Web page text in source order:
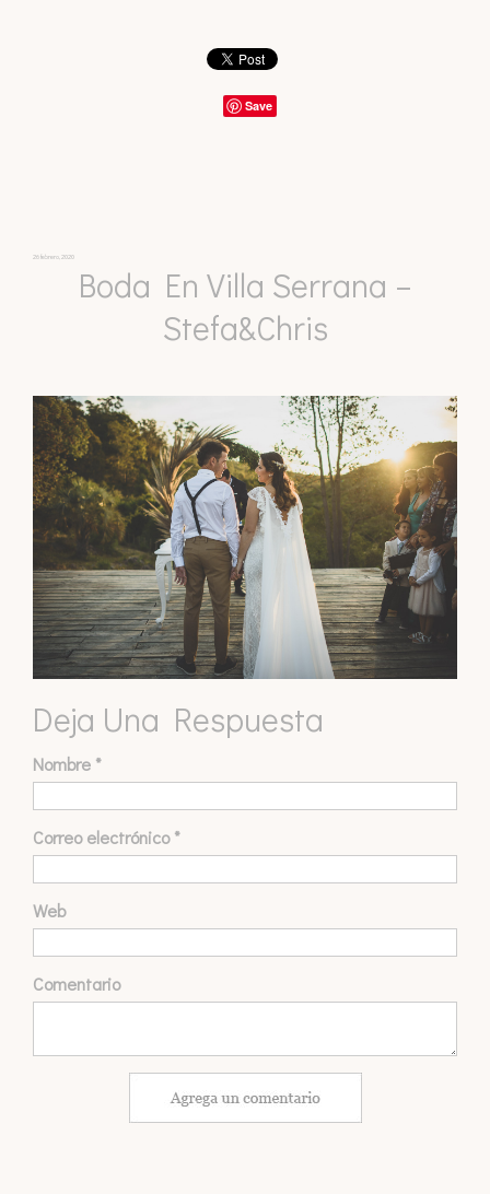
Save
26 febrero, 2020
Boda En Villa Serrana –
Stefa&Chris
Deja Una Respuesta
Nombre *
Correo electrónico*
Web
Comentario